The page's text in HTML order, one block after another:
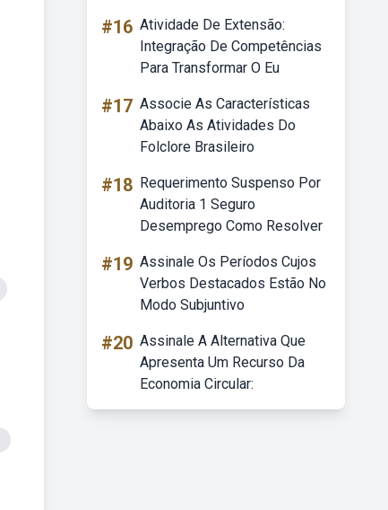
#16 Atividade De Extensão:
Integração De Competências
Para Transformar O Eu
#17 Associe As Características
Abaixo As Atividades Do
Folclore Brasileiro
#18 Requerimento Suspenso Por
Auditoria 1 Seguro
Desemprego Como Resolver
#19 Assinale Os Períodos Cujos
Verbos Destacados Estão No
Modo Subjuntivo
#20 Assinale A Alternativa Que
Apresenta Um Recurso Da
Economia Circular: